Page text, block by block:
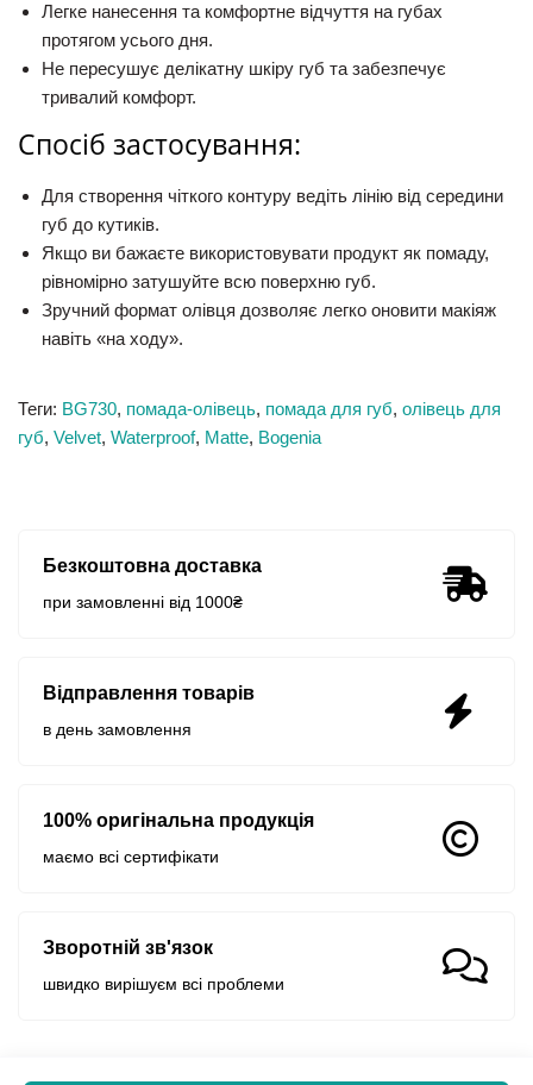
Легке нанесення та комфортне відчуття на губах
протягом усього дня.
Не пересушує делікатну шкіру губ та забезпечує
тривалий комфорт.
Спосіб застосування:
Для створення чіткого контуру ведіть лінію від середини
губ до кутиків.
Якщо ви бажаєте використовувати продукт як помаду,
рівномірно затушуйте всю поверхню губ.
Зручний формат олівця дозволяє легко оновити макіяж
навіть «на ходу».
Теги: BG730, помада-олівець, помада для губ, олівець для
губ, Velvet, Waterproof, Matte, Bogenia
Безкоштовна доставка
при замовленні від 1000₴
Відправлення товарів
в день замовлення
100% оригінальна продукція
маємо всі сертифікати
Зворотній зв'язок
швидко вирішуєм всі проблеми